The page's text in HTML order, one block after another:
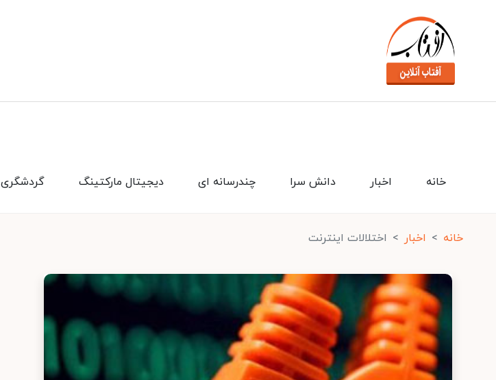
گردشگری دیجیتال مارکتینگ چندرسانه ای دانش سرا اخبار خانه
خانه اخبار اختلالات اینترنت